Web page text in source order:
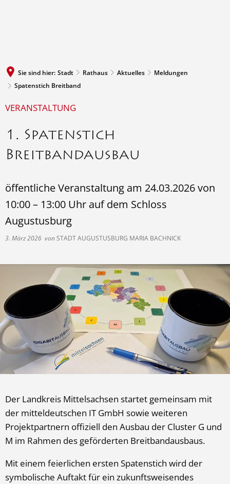
Sie sind hier: Stadt Rathaus Aktuelles
Meldungen
Spatenstich Breitband
VERANSTALTUNG
1. Spatenstich
Breitbandausbau
öffentliche Veranstaltung am 24.03.2026 von
10:00 – 13:00 Uhr auf dem Schloss
Augustusburg
3. März 2026 vonSTADT AUGUSTUSBURG MARIA BACHNICK
Der Landkreis Mittelsachsen startet gemeinsam mit
der mitteldeutschen IT GmbH sowie weiteren
Projektpartnern offiziell den Ausbau der Cluster G und
M im Rahmen des geförderten Breitbandausbaus.
Mit einem feierlichen ersten Spatenstich wird der
symbolische Auftakt für ein zukunftsweisendes